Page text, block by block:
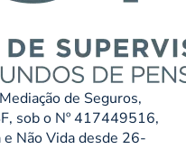
de Seguros,
sob o Nº 417449516,
Não Vida desde 26-